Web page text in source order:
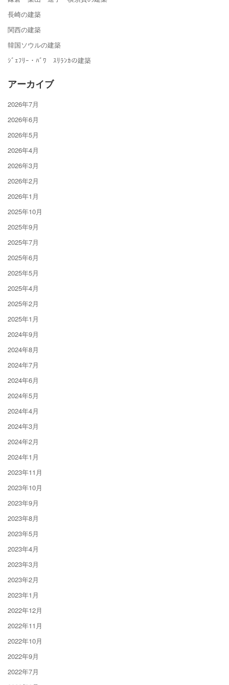
長崎の建築
関西の建築
韓国ソウルの建築
ｼﾞｪﾌﾘｰ・ﾊﾞﾜ ｽﾘﾗﾝｶの建築
アーカイブ
2026年7月
2026年6月
2026年5月
2026年4月
2026年3月
2026年2月
2026年1月
2025年10月
2025年9月
2025年7月
2025年6月
2025年5月
2025年4月
2025年2月
2025年1月
2024年9月
2024年8月
2024年7月
2024年6月
2024年5月
2024年4月
2024年3月
2024年2月
2024年1月
2023年11月
2023年10月
2023年9月
2023年8月
2023年5月
2023年4月
2023年3月
2023年2月
2023年1月
2022年12月
2022年11月
2022年10月
2022年9月
2022年7月